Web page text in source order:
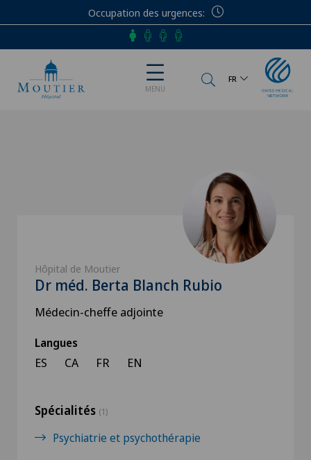
Occupation des urgences
Téléphone
MENU
FR
Hôpital de Moutier
Dr méd. Berta Blanch Rubio
Médecin-cheffe adjointe
Langues
ES CA FR EN
Spécialités (1)
Psychiatrie et psychothérapie